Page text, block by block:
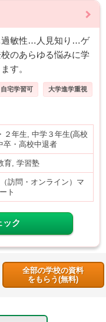
敏性…人見知り…ゲ
のあらゆる悩みに学
す。
自宅学習可 大学進学重視
２年生, 中学３年生(高校
卒・高校中退者
育, 学習塾
訪問・オンライン）マ
ト
ック
全部の学校の資料
をもらう(無料)